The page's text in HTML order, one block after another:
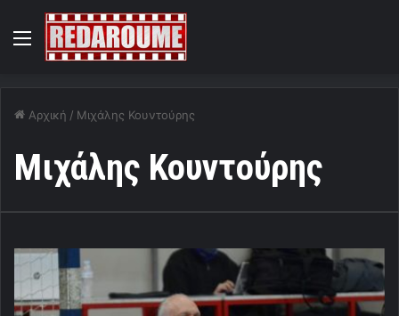
Menu
Αρχική / Μιχάλης Κουντούρης
Μιχάλης Κουντούρης